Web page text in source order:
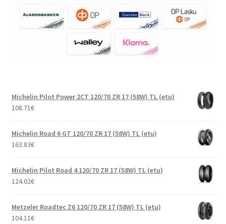
Michelin Pilot Power 2CT 120/70 ZR 17 (58W) TL (etu)
108.71€
Michelin Road 6 GT 120/70 ZR 17 (58W) TL (etu)
163.83€
Michelin Pilot Road 4 120/70 ZR 17 (58W) TL (etu)
124.02€
Metzeler Roadtec Z6 120/70 ZR 17 (58W) TL (etu)
104.11€